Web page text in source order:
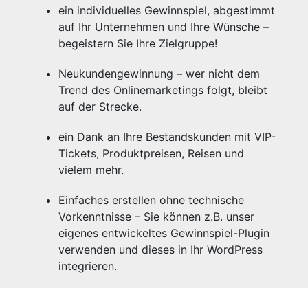
ein individuelles Gewinnspiel, abgestimmt
auf Ihr Unternehmen und Ihre Wünsche –
begeistern Sie Ihre Zielgruppe!
Neukundengewinnung – wer nicht dem
Trend des Onlinemarketings folgt, bleibt
auf der Strecke.
ein Dank an Ihre Bestandskunden mit VIP-
Tickets, Produktpreisen, Reisen und
vielem mehr.
Einfaches erstellen ohne technische
Vorkenntnisse – Sie können z.B. unser
eigenes entwickeltes Gewinnspiel-Plugin
verwenden und dieses in Ihr WordPress
integrieren.